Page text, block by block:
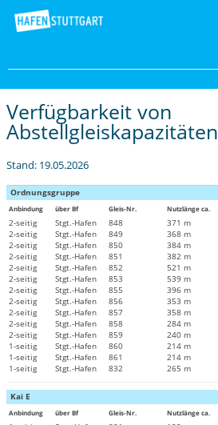
Verfügbarkeit von
Abstellgleiskapazitäten
Stand: 19.05.2026
Ordnungsgruppe
Anbindung über Bf Gleis-Nr. Nutzlänge ca.
2-seitig Stgt.-Hafen 848 371 m
2-seitig
Stgt.-Hafen 849 368 m
2-seitig
Stgt.-Hafen 850 384 m
2-seitig
Stgt.-Hafen 851 382 m
2-seitig
Stgt.-Hafen 852 521 m
2-seitig
Stgt.-Hafen 853 539 m
2-seitig
Stgt.-Hafen 855 396 m
2-seitig
Stgt.-Hafen 856 353 m
2-seitig
Stgt.-Hafen 857 358 m
2-seitig
Stgt.-Hafen 858 284 m
2-seitig
Stgt.-Hafen 859 240 m
1-seitig
Stgt.-Hafen 860 214 m
1-seitig
Stgt.-Hafen 861 214 m
1-seitig
Stgt.-Hafen 832 265 m
Kai E
Anbindung über Bf Gleis-Nr. Nutzlänge ca.